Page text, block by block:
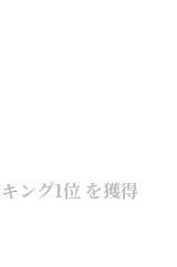
ング1位 を獲得